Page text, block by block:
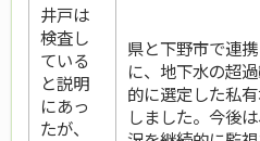
井戸は
検査し
ている
と説明
にあっ
たが、
県と下野市で連
に、地下水の超
的に選定した私
しました。今後